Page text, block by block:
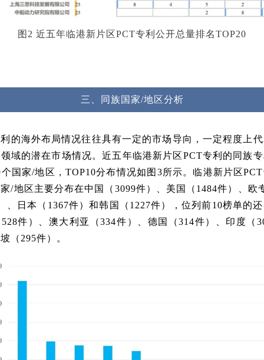
图2 近五年临港新片区PCT专利公开总量排名TOP20
三、 同族国家/地区分析
的海外布局情况往往具有一定的市场导向，一定程度上
域的潜在市场情况。近五年临港新片区PCT专利的同族
国家/地区，TOP10分布情况如图3所示。临港新片区
/地区主要分布在中国（3099件）、美国（1484件）、欧
、日本（1367件）和韩国（1227件），位列前10榜单的
件）、澳大利亚（334件）、德国（314件）、印度（
（295件）。